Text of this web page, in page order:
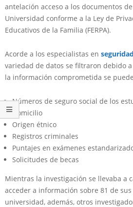
antelación acceso a los documentos
Universidad conforme a la Ley de
Educativos de la Familia (FERPA).
Acorde a los especialistas en
variedad de datos se filtraron debido
la información comprometida se
Números de seguro social de los
Domicilio
Origen étnico
Registros criminales
Puntajes en exámenes
Solicitudes de becas
Mientras la investigación se llevaba a
acceder a información sobre 81 de
universidad, además, otros